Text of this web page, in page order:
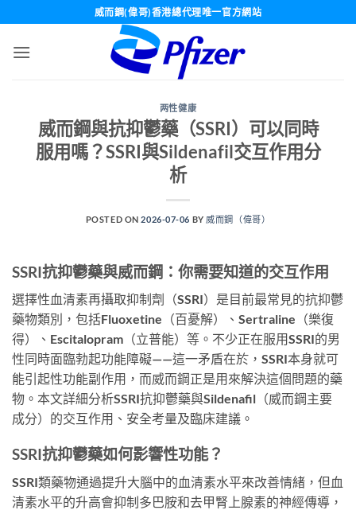
content
威而鋼(偉哥)香港總代理唯一官方網站
两性健康
威而鋼與抗抑鬱藥（SSRI）可以同時
服用嗎？SSRI與Sildenafil交互作用分
析
POSTED ON2026-07-06 BY 威而鋼（偉哥）
SSRI抗抑鬱藥與威而鋼：你需要知道的交互作用
選擇性血清素再攝取抑制劑（SSRI）是目前最常見的抗抑鬱
藥物類別，包括Fluoxetine（百憂解）、Sertraline（樂復
得）、Escitalopram（立普能）等。不少正在服用SSRI的男
性同時面臨勃起功能障礙——這一矛盾在於，SSRI本身就可
能引起性功能副作用，而威而鋼正是用來解決這個問題的藥
物。本文詳細分析SSRI抗抑鬱藥與Sildenafil（威而鋼主要
成分）的交互作用、安全考量及臨床建議。
SSRI抗抑鬱藥如何影響性功能？
SSRI類藥物通過提升大腦中的血清素水平來改善情緒，但血
清素水平的升高會抑制多巴胺和去甲腎上腺素的神經傳導，